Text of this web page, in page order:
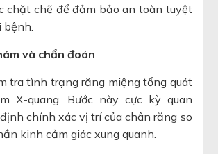
chặt chẽ để đảm bảo an toàn tuyệt
bệnh.
và chẩn đoán
tra tình trạng răng miệng tổng quát
X-quang. Bước này cực kỳ quan
chính xác vị trí của chân răng so
kinh cảm giác xung quanh.